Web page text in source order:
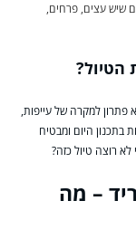
שיש עצים, פרחים,
הטיול?
למקרה של עייפות,
בתכנון היום ומבטיח
לא רוצה טיול כזה?
– מה